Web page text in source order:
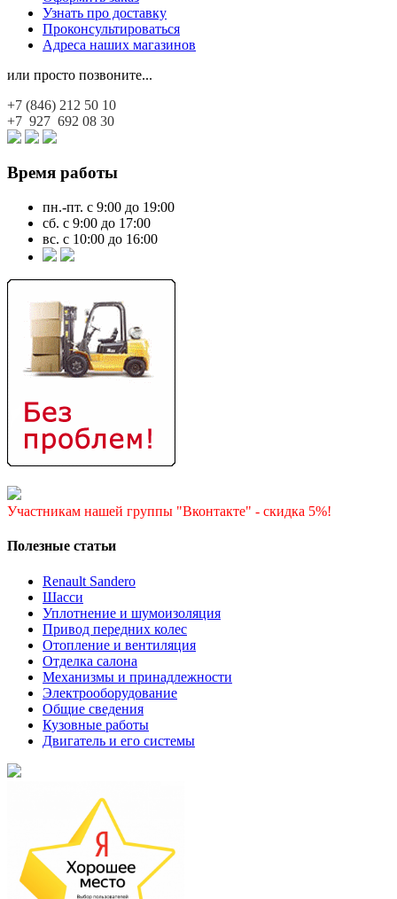
Узнать про доставку
Проконсультироваться
Адреса наших магазинов
или просто позвоните...
+7 (846) 212 50 10
+7 927 692 08 30
Время работы
пн.-пт. с 9:00 до 19:00
сб. с 9:00 до 17:00
вс. с 10:00 до 16:00
Участникам нашей группы "Вконтакте" - скидка 5%!
Полезные статьи
Renault Sandero
Шасси
Уплотнение и шумоизоляция
Привод передних колес
Отопление и вентиляция
Отделка салона
Механизмы и принадлежности
Электрооборудование
Общие сведения
Кузовные работы
Двигатель и его системы